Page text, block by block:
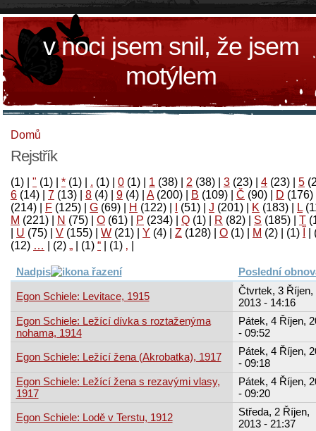
v noci jsem snil, že jsem
motýlem
Domů
Rejstřík
(1) " (1) * (1) . (1) 0 (1) 1 (38) 2 (38) 3 (23) 4 (23) 5
6 (14) 7 (13) 8 (4) 9 (4) A(200) B (109) Č (90) D (176)
(214)
F (125) G (69) H (122) (51) J (201) K (183) L
M (221) N (75) O (61) P (234) Q (1) R (82) S (185) T
U (75) V (155) W (21) Y (4) Z (128) Ο (1) М (2)
(1)
‚
(1)
“
(1)
„
(2)
…
(12)
Nadpis Poslední
Egon Schiele: Levitace, 1915
Čtvrtek, 3 Říjen,
2013 - 14:16
Egon Schiele: Ležící dívka s roztaženýma
nohama, 1914
Pátek, 4 Říjen,
- 09:52
Egon Schiele: Ležící žena (Akrobatka), 1917
Pátek, 4 Říjen,
- 09:18
Egon Schiele: Ležící žena s rezavými vlasy,
1917
Pátek, 4 Říjen,
- 09:20
Egon Schiele: Lodě v Terstu, 1912
Středa, 2 Říjen,
2013 - 21:37